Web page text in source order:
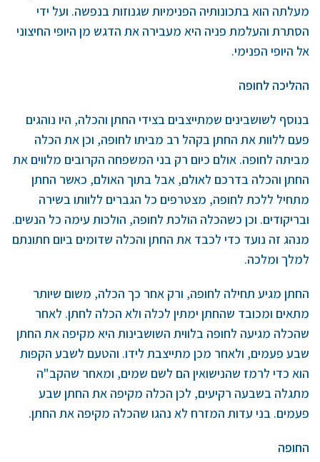
מעלתה הוא בתכונותיה הפנימיות שגנוזות בנפשה. ועל ידי
הסתרת והעלמת פניה היא מעבירה את הדגש מן היופי החיצוני
אל היופי הפנימי.
ההליכה לחופה
בנוסף לשושבינים שמתייצבים בצידי החתן והכלה, היו נוהגים
פעם ללוות את החתן בקהל רב מביתו לחופה, וכן את הכלה
מביתה לחופה. אולם כיום רק בני המשפחה הקרובים מלווים את
החתן והכלה בדרכם לאולם, אבל בתוך האולם, כאשר החתן
מתחיל ללכת לחופה, מצטרפים כל הגברים ללוותו בשירה
ובריקודים. וכן כשהכלה הולכת לחופה, הולכות עימה כל הנשים.
מנהג זה נועד כדי לכבד את החתן והכלה שדומים ביום חתונתם
למלך ומלכה.
החתן מגיע תחילה לחופה, ורק אחר כך הכלה, משום שיותר
מתאים ומכובד שהחתן ימתין לכלה ולא הכלה לחתן. לאחר
שהכלה מגיעה לחופה בלווית השושבינות היא מקיפה את החתן
שבע פעמים, ולאחר מכן מתייצבת לידו. והטעם לשבע הקפות
הוא כדי לרמז שהנישואין הם לשם שמים, ומאחר שהקב"ה
מתגלה בשבעה רקיעים, לכן הכלה מקיפה את החתן שבע
פעמים. בני עדות המזרח לא נהגו שהכלה מקיפה את החתן.
החופה